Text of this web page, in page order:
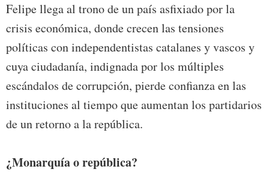
Felipe llega al trono de un país asfixiado por la
crisis económica, donde crecen las tensiones
políticas con independentistas catalanes y vascos y
cuya ciudadanía, indignada por los múltiples
escándalos de corrupción, pierde confianza en las
instituciones al tiempo que aumentan los partidarios
de un retorno a la república.
¿Monarquía o república?